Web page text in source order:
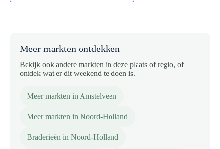
Meer markten ontdekken
Bekijk ook andere markten in deze plaats of regio, of
ontdek wat er dit weekend te doen is.
Meer markten in Amstelveen
Meer markten in Noord-Holland
Braderieën in Noord-Holland